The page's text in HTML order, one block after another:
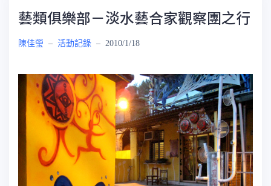
藝類俱樂部－淡水藝合家觀察團之行
陳佳瑩 – 活動記錄 – 2010/1/18